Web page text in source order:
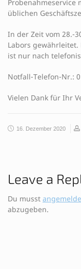
üblichen
In der Zeit vom 28.-
Labors
ist nur nach
Notfall-Telefon-Nr.:
Vielen Dank für Ihr
16. Dezember 2020
Leave a
Du musst
abzugeben.